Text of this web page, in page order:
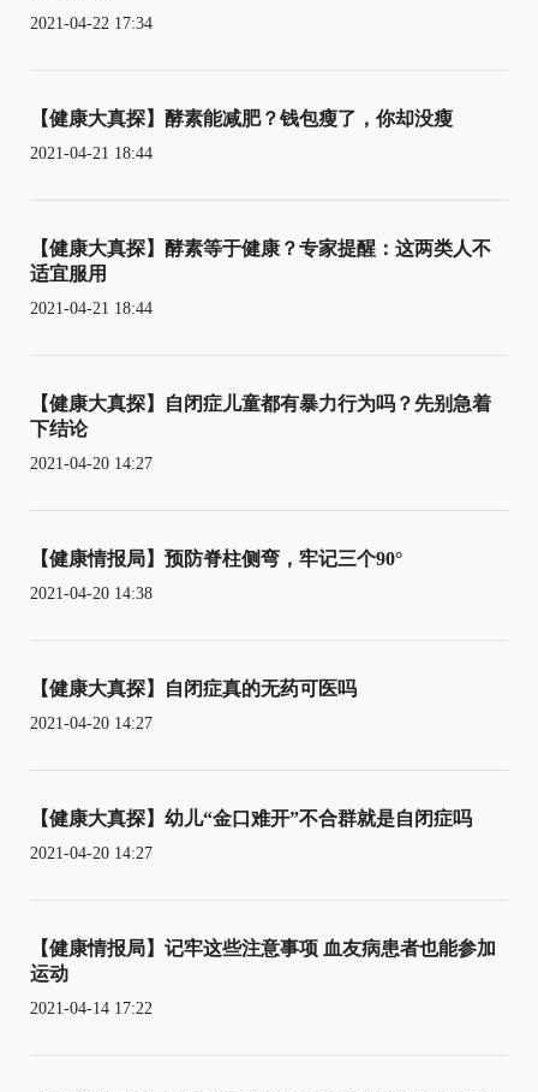
2021-04-22 17:34
【健康大真探】酵素能减肥？钱包瘦了，你却没瘦
2021-04-21 18:44
【健康大真探】酵素等于健康？专家提醒：这两类人不
适宜服用
2021-04-21 18:44
【健康大真探】自闭症儿童都有暴力行为吗？先别急着
下结论
2021-04-20 14:27
【健康情报局】预防脊柱侧弯，牢记三个90°
2021-04-20 14:38
【健康大真探】自闭症真的无药可医吗
2021-04-20 14:27
【健康大真探】幼儿“金口难开”不合群就是自闭症吗
2021-04-20 14:27
【健康情报局】记牢这些注意事项 血友病患者也能参加
运动
2021-04-14 17:22